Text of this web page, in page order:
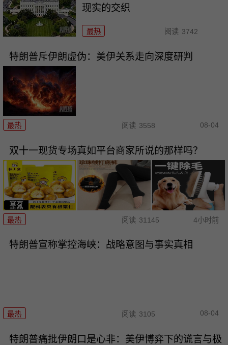
现实的交织
最热 阅读 3742
特朗普斥伊朗虚伪：美伊关系走向深度研判
最热 阅读 3558 08-04
双十一现货专场真如平台商家所说的那样吗？
最热 阅读 31145 4小时前
特朗普宣称掌控海峡：战略意图与事实真相
最热 阅读 3105 08-04
特朗普痛批伊朗口是心非：美伊博弈下的谎言与极